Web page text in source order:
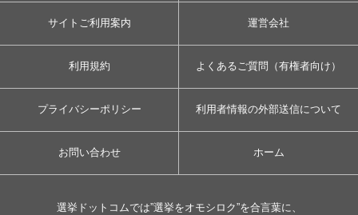
サイトご利用案内 運営会社
利用規約 よくあるご質問（有権者向け）
プライバシーポリシー 利用者情報の外部送信について
お問い合わせ ホーム
選挙ドットコムでは”選挙をオモシロク”を合言葉に、